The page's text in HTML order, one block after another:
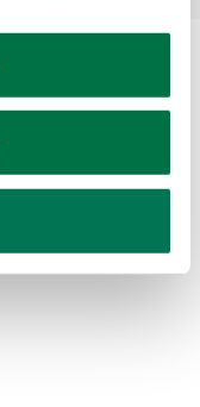
en service.